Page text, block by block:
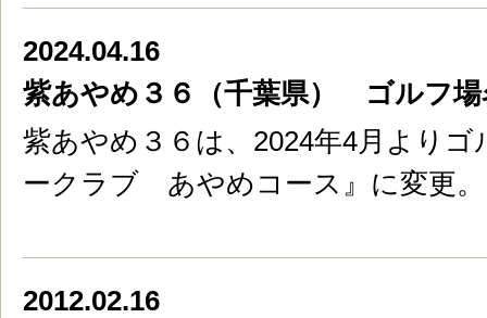
2024.04.16
紫あやめ３６（千葉県） ゴルフ場
紫あやめ３６は、2024年4月より
ークラブ あやめコース』に変更。
2012.02.16